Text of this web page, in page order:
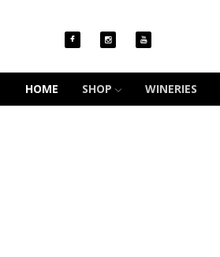
HOME SHOP WINERIES